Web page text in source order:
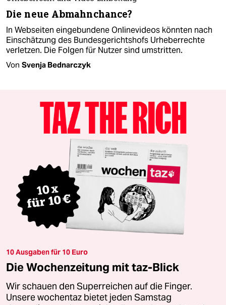
Die neue Abmahnchance?
In Webseiten eingebundene Onlinevideos könnten nach
Einschätzung des Bundesgerichtshofs Urheberrechte
verletzen. Die Folgen für Nutzer sind umstritten.
Von Svenja Bednarczyk
10 Ausgaben für 10 Euro
Die Wochenzeitung mit taz-Blick
Wir schauen den Superreichen auf die Finger.
Unsere wochentaz bietet jeden Samstag